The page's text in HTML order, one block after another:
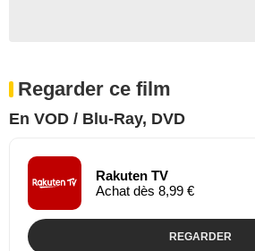
Regarder ce film
En VOD / Blu-Ray, DVD
Rakuten TV
Achat dès 8,99 €
REGARDER